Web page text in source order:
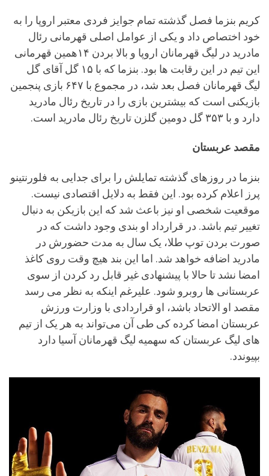
کریم بنزما فصل گذشته تمام جوایز فردی معتبر اروپا را به
خود اختصاص داد و یکی از عوامل اصلی قهرمانی رئال
مادرید در لیگ قهرمانان اروپا و بالا بردن ۱۴همین قهرمانی
این تیم در این رقابت ها بود. بنزما که با ۱۵ گل آقای گل
لیگ قهرمانان فصل بعد شد، در مجموع با ۶۴۷ بازی پنجمین
بازیکنی است که بیشترین بازی را در تاریخ رئال مادرید
دارد و با ۳۵۳ گل دومین گلزن تاریخ رئال مادرید است.
مقصد عربستان
بنزما در روزهای گذشته تمایلش را برای جدایی به فلورنتینو
پرز اعلام کرده بود. این فقط به دلایل اقتصادی نیست.
موقعیت شخصی او نیز باعث شد که این بازیکن به دنبال
تغییر تیم باشد. در قرارداد او بندی وجود داشت که در
صورت بردن توپ طلا، یک سال به مدت حضورش در
مادرید اضافه خواهد شد. اما این بند هیچ وقت روی کاغذ
امضا نشد تا حالا با پیشنهادی غیر قابل رد کردن از سوی
عربستانی ها روبرو شود. علیرغم اینکه به نظر می رسد
مقصد او الاتحاد باشد، او قراردادی با وزارت ورزش
عربستان امضا کرده کی طی آن می‌تواند به هر یک از تیم
های لیگ عربستان که سهمیه لیگ قهرمانان آسیا دارد
بپیوندد.